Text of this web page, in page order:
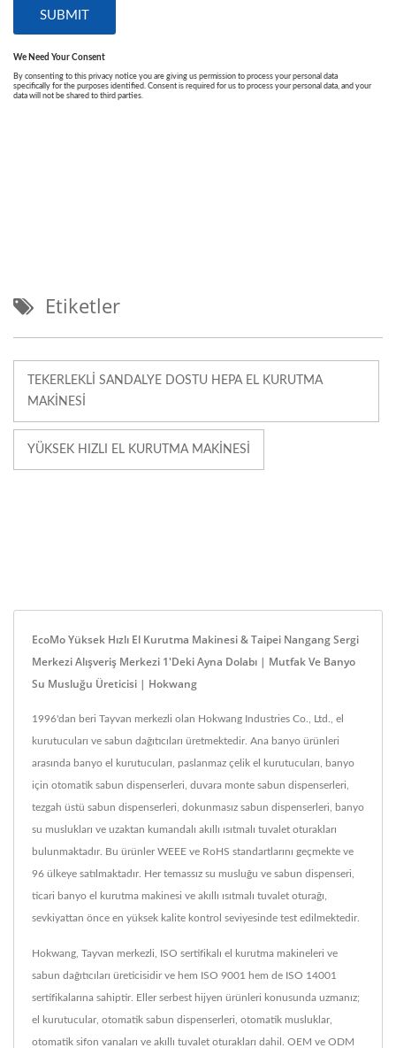
Etiketler
TEKERLEKLI SANDALYE DOSTU HEPA EL KURUTMA
MAKINESI
YÜKSEK HIZLI EL KURUTMA MAKINESI
EcoMo Yüksek Hızlı El Kurutma Makinesi & Taipei Nangang Sergi
Merkezi Alışveriş Merkezi 1'deki Ayna Dolabı | Mutfak Ve Banyo
Su Musluğu Üreticisi | Hokwang
1996'dan beri Tayvan merkezli olan Hokwang Industries Co., Ltd., el
kurutucuları ve sabun dağıtıcıları üretmektedir. Ana banyo ürünleri
arasında banyo el kurutucuları, paslanmaz çelik el kurutucuları, banyo
için otomatik sabun dispenserleri, duvara monte sabun dispenserleri,
tezgah üstü sabun dispenserleri, dokunmasız sabun dispenserleri, banyo
su muslukları ve uzaktan kumandalı akıllı ısıtmalı tuvalet oturakları
bulunmaktadır. Bu ürünler WEEE ve RoHS standartlarını geçmekte ve
96 ülkeye satılmaktadır. Her temassız su musluğu ve sabun dispenseri,
ticari banyo el kurutma makinesi ve akıllı ısıtmalı tuvalet oturağı,
sevkiyattan önce en yüksek kalite kontrol seviyesinde test edilmektedir.
Hokwang, Tayvan merkezli, ISO sertifikalı el kurutma makineleri ve
sabun dağıtıcıları üreticisidir ve hem ISO 9001 hem de ISO 14001
sertifikalarına sahiptir. Eller serbest hijyen ürünleri konusunda uzmanız;
el kurutucular, otomatik sabun dispenserleri, otomatik musluklar,
otomatik sifon vanaları ve akıllı tuvalet oturakları dahil. OEM ve ODM